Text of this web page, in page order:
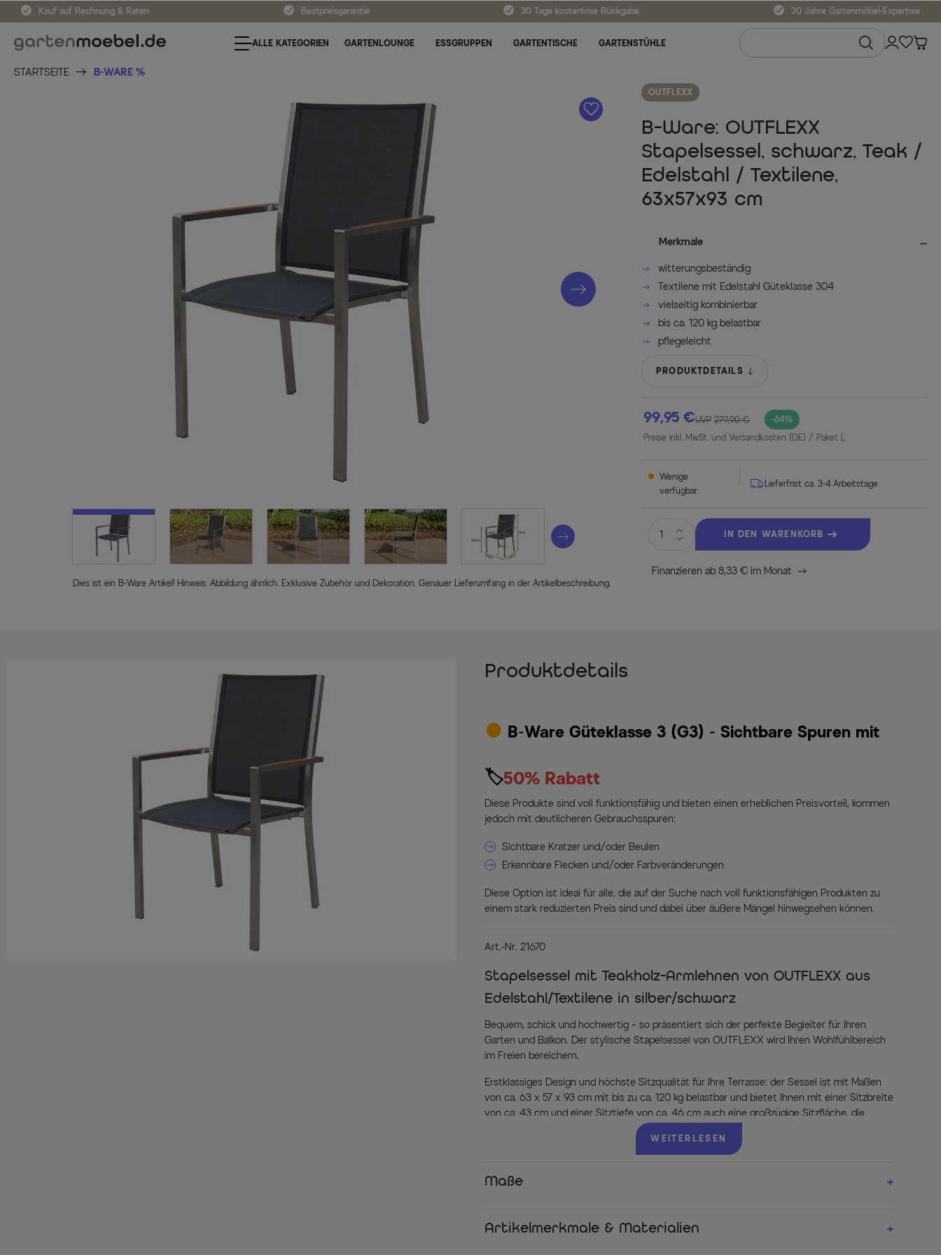
Kauf auf Rechnung & Raten Bestpreisgarantie 30 Tage kostenlose Rückgabe 20 Jahre Gartenmöbel-Expertise
ALLE KATEGORIEN GARTENLOUNGE ESSGRUPPEN GARTENTISCHE GARTENSTÜHLE
STARTSEITE B-WARE %
A
Dies ist ein B-Ware Artikel! Hinweis: Abbildung ähnlich. Exklusive Zubehör und Dekoration. Genauer Lieferumfang in der Artikelbeschreibung.
OUTFLEXX
B-Ware: OUTFLEXX
Stapelsessel, schwarz, Teak /
Edelstahl / Textilene,
63x57x93 cm
Merkmale
witterungsbeständig
Textilene mit Edelstahl Güteklasse 304
vielseitig kombinierbar
bis ca. 120 kg belastbar
pflegeleicht
PRODUKTDETAILS
99,95 € -64%
UVP 279,90 €
Preise inkl. MwSt. und Versandkosten (DE) / Paket L
Wenige
verfügbar
Lieferfrist ca. 3-4 Arbeitstage
IN DEN WARENKORB
Finanzieren ab 8,33 € im Monat
Produktdetails
• B-Ware Güteklasse 3 (G3) - Sichtbare Spuren mit
🏷50% Rabatt
Diese Produkte sind voll funktionsfähig und bieten einen erheblichen Preisvorteil, kommen
jedoch mit deutlicheren Gebrauchsspuren:
Sichtbare Kratzer und/oder Beulen
Erkennbare Flecken und/oder Farbveränderungen
Diese Option ist ideal für alle, die auf der Suche nach voll funktionsfähigen Produkten zu
einem stark reduzierten Preis sind und dabei über äußere Mängel hinwegsehen können.
Art.-Nr. 21670
Stapelsessel mit Teakholz-Armlehnen von OUTFLEXX aus
Edelstahl/Textilene in silber/schwarz
Bequem, schick und hochwertig – so präsentiert sich der perfekte Begleiter für Ihren
Garten und Balkon. Der stylische Stapelsessel von OUTFLEXX wird Ihren Wohlfühlbereich
im Freien bereichern.
Erstklassiges Design und höchste Sitzqualität für Ihre Terrasse: der Sessel ist mit Maßen
von ca. 63 x 57 x 93 cm mit bis zu ca. 120 kg belastbar und bietet Ihnen mit einer Sitzbreite
von ca. 43 cm und einer Sitztiefe von ca. 46 cm auch eine großzügige Sitzfläche, die
jederzeit zum Verweilen einlädt. Das Gestell besteht aus gebürstetem Edelstahl der
Güteklasse 304 im natürlichen Silberton, während die hautschmeichelnden Armlehnen –
und glänzend gestalteten Gestell und den natürlichen, warmen Armlehnen schenkt dem
Sessel sein exklusives und stilvolles Aussehen, das sich harmonisch in Ihre
Polyester und 70% Vinyl) im passenden Schwarzton Verwendung. Das Material ist
unglaublich sorgt für ein herrlich luftiges Sitzgefühl, das Sie auch in der Sommerhitze nicht
WEITERLESEN
Maße
Artikelmerkmale & Materialien